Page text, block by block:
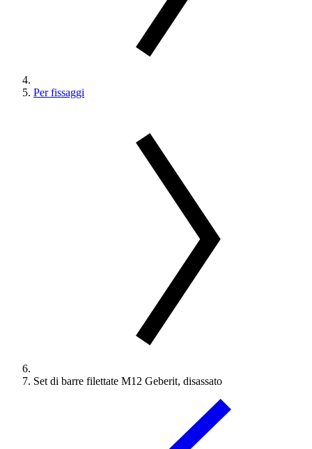
Per fissaggi
Set di barre filettate M12 Geberit, disassato